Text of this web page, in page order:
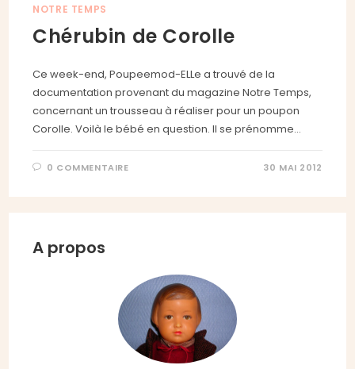
NOTRE TEMPS
Chérubin de Corolle
Ce week-end, Poupeemod-ELLe a trouvé de la
documentation provenant du magazine Notre Temps,
concernant un trousseau à réaliser pour un poupon
Corolle. Voilà le bébé en question. Il se prénomme…
0 COMMENTAIRE 30 MAI 2012
A propos